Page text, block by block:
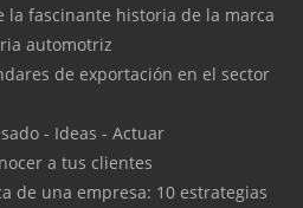
la fascinante historia de la marca
automotriz
de exportación en el sector
- Ideas - Actuar
a tus clientes
de una empresa: 10 estrategias